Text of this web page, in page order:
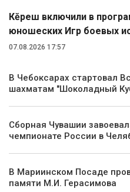
Кĕрешӳ включили в
юношеских Игр боевых
07.08.2026 17:57
В Чебоксарах стартовал
шахматам "Шоколадный
Сборная Чувашии
чемпионате России в
В Мариинском Посаде
памяти М.И. Герасимова